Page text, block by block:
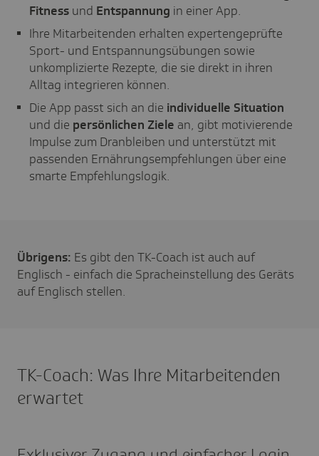
Fitness und Entspannung in einer App.
Ihre Mitarbeitenden erhalten expertengeprüfte
Sport- und Entspannungsübungen sowie
unkomplizierte Rezepte, die sie direkt in ihren
Alltag integrieren können.
Die App passt sich an die individuelle Situation
und die persönlichen Ziele an, gibt motivierende
Impulse zum Dranbleiben und unterstützt mit
passenden Ernährungsempfehlungen über eine
smarte Empfehlungslogik.
Übrigens: Es gibt den TK-Coach ist auch auf
Englisch - einfach die Spracheinstellung des Geräts
auf Englisch stellen.
TK-Coach: Was Ihre Mitarbeitenden
erwartet